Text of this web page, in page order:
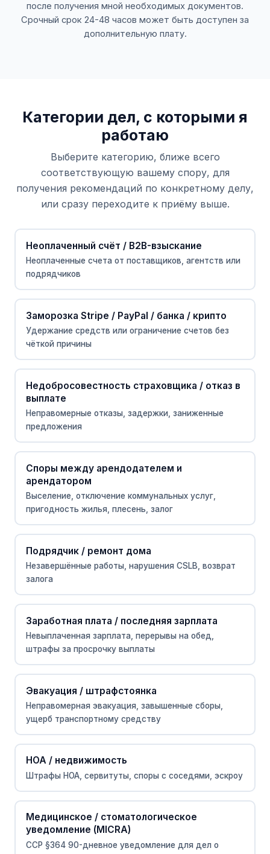
после получения мной необходимых документов.
Срочный срок 24-48 часов может быть доступен за
дополнительную плату.
Категории дел, с которыми я
работаю
Выберите категорию, ближе всего
соответствующую вашему спору, для
получения рекомендаций по конкретному делу,
или сразу переходите к приёму выше.
Неоплаченный счёт / B2B-взыскание
Неоплаченные счета от поставщиков, агентств или
подрядчиков
Заморозка Stripe / PayPal / банка / крипто
Удержание средств или ограничение счетов без
чёткой причины
Недобросовестность страховщика / отказ в
выплате
Неправомерные отказы, задержки, заниженные
предложения
Споры между арендодателем и
арендатором
Выселение, отключение коммунальных услуг,
пригодность жилья, плесень, залог
Подрядчик / ремонт дома
Незавершённые работы, нарушения CSLB, возврат
залога
Заработная плата / последняя зарплата
Невыплаченная зарплата, перерывы на обед,
штрафы за просрочку выплаты
Эвакуация / штрафстоянка
Неправомерная эвакуация, завышенные сборы,
ущерб транспортному средству
HOA / недвижимость
Штрафы HOA, сервитуты, споры с соседями, эскроу
Медицинское / стоматологическое
уведомление (MICRA)
CCP §364 90-дневное уведомление для дел о